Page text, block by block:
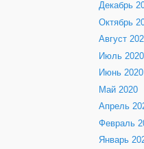
Декабрь
Октябрь
Август
Июль 2020
Июнь 2020
Май 2020
Апрель
Февраль
Январь